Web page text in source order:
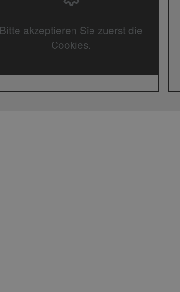
Bitte akzeptieren Sie zuerst die
Cookies.